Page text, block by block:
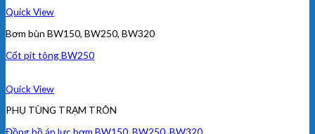
Quick View
Bơm bùn BW150, BW250, BW320
Cốt pit tông BW250
Quick View
PHỤ TÙNG TRẠM TRÔN
Đồng hồ áp lực bơm BW150, BW250, BW320